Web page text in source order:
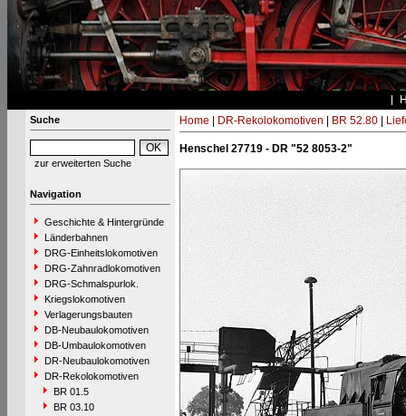
Suche
zur erweiterten Suche
Navigation
Geschichte & Hintergründe
Länderbahnen
DRG-Einheitslokomotiven
DRG-Zahnradlokomotiven
DRG-Schmalspurlok.
Kriegslokomotiven
Verlagerungsbauten
DB-Neubaulokomotiven
DB-Umbaulokomotiven
DR-Neubaulokomotiven
DR-Rekolokomotiven
BR 01.5
BR 03.10
Home DR-Rekolokomotiven BR 52.80|
Henschel 27719 - DR "52 8053-2"